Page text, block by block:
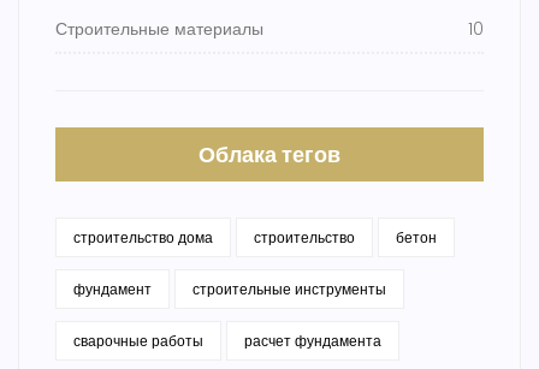
Строительные материалы 10
Облака тегов
строительство дома строительство бетон
фундамент строительные инструменты
сварочные работы расчет фундамента